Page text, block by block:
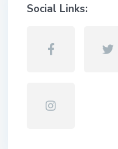
Social Links: